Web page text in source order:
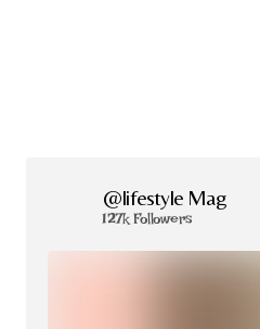
@lifestyle Mag
127k Followers